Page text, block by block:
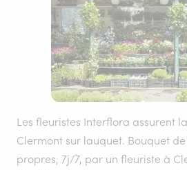
Les fleuristes Interflora assurent
Clermont sur lauquet. Bouquet
propres, 7j/7, par un fleuriste à